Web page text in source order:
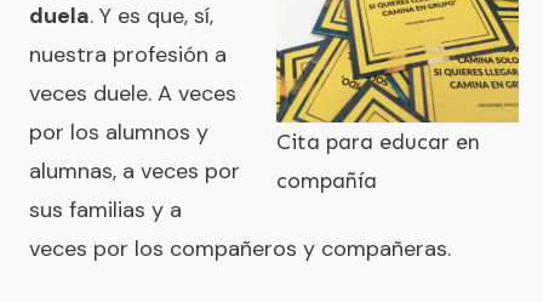
Cita para educar en
compañía
duela. Y es que, sí,
nuestra profesión a
veces duele. A veces
por los alumnos y
alumnas, a veces por
sus familias y a
veces por los compañeros y compañeras.